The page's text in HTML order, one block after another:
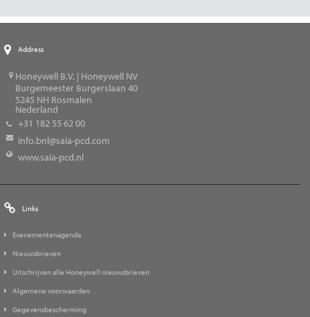
Address
Honeywell B.V. | Honeywell NV
Burgemeester Burgerslaan 40
5245 NH Rosmalen
Nederland
+31 182 55 62 00
info.bnl@saia-pcd.com
www.saia-pcd.nl
Links
Evenementenagenda
Nieuwsbrieven
Uitschrijven alle Honeywell nieuwsbrieven
Algemene voorwaarden
Gegevensbescherming